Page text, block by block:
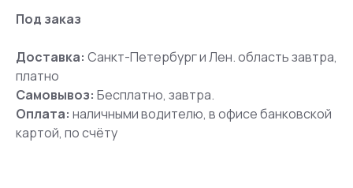
Под заказ
Доставка: Санкт-Петербург и Лен. область завтра,
платно
Самовывоз: Бесплатно, завтра.
Оплата: наличными водителю, в офисе банковской
картой, по счёту